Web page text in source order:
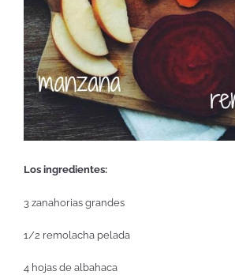
Los ingredientes:
3 zanahorias grandes
1/2 remolacha pelada
4 hojas de albahaca